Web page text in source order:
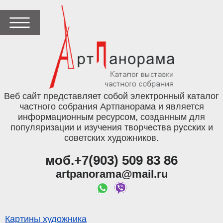
Веб сайт представляет собой электронный каталог
частного собрания Артпанорама и является
информационным ресурсом, созданным для
популяризации и изучения творчества русских и
советских художников.
моб.+7(903) 509 83 86
artpanorama@mail.ru
Картины художника